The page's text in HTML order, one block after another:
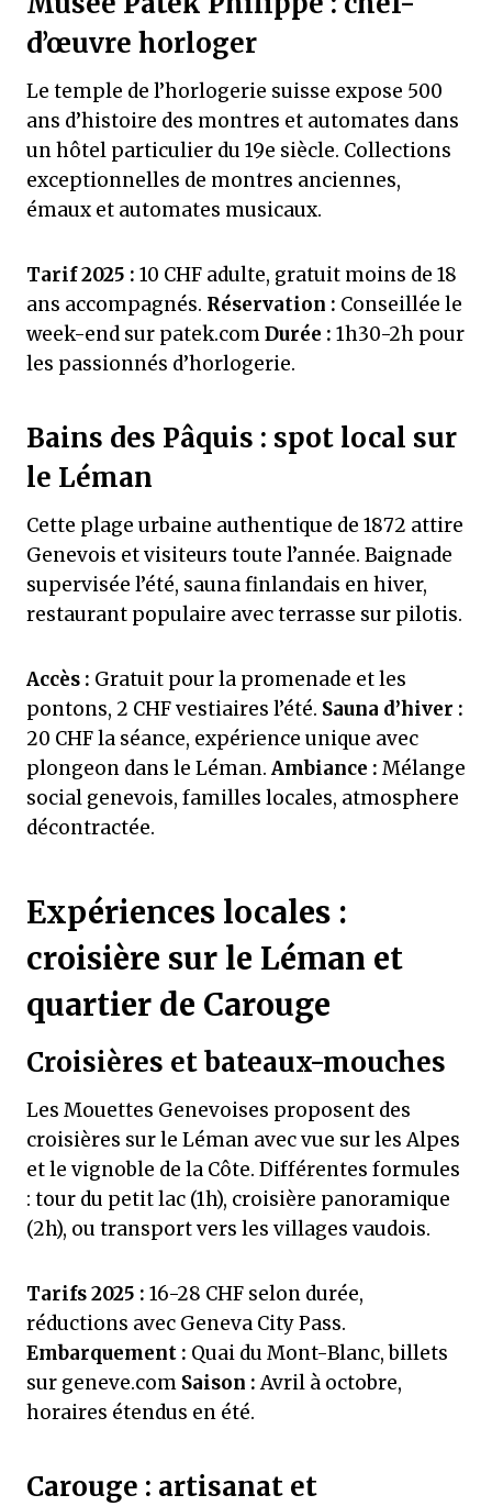
d’œuvre horloger
Le temple de l’horlogerie suisse expose 500
ans d’histoire des montres et automates dans
un hôtel particulier du 19e siècle. Collections
exceptionnelles de montres anciennes,
émaux et automates musicaux.
Tarif 2025 : 10 CHF adulte, gratuit moins de 18
ans accompagnés. Réservation : Conseillée le
week-end sur patek.comDurée : 1h30-2h pour
les passionnés d’horlogerie.
Bains des Pâquis : spot local sur
le Léman
Cette plage urbaine authentique de 1872 attire
Genevois et visiteurs toute l’année. Baignade
supervisée l’été, sauna finlandais en hiver,
restaurant populaire avec terrasse sur pilotis.
Accès : Gratuit pour la promenade et les
pontons, 2 CHF vestiaires l’été. Sauna d’hiver :
20 CHF la séance, expérience unique avec
plongeon dans le Léman. Ambiance : Mélange
social genevois, familles locales, atmosphere
décontractée.
Expériences locales :
croisière sur le Léman et
quartier de Carouge
Croisières et bateaux-mouches
Les Mouettes Genevoises proposent des
croisières sur le Léman avec vue sur les Alpes
et le vignoble de la Côte. Différentes formules
: tour du petit lac (1h), croisière panoramique
(2h), ou transport vers les villages vaudois.
Tarifs 2025 : 16-28 CHF selon durée,
réductions avec Geneva City Pass.
Embarquement : Quai du Mont-Blanc, billets
sur geneve.com Saison :Avril à octobre,
horaires étendus en été.
Carouge : artisanat et